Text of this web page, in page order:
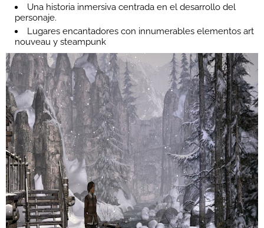
Una historia inmersiva centrada en el desarrollo del
personaje.
Lugares encantadores con innumerables elementos art
nouveau y steampunk